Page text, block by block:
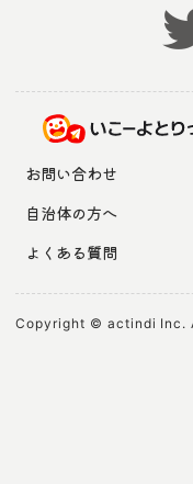
お問い合わせ
自治体の方へ
よくある質問
Copyright © actindi Inc.